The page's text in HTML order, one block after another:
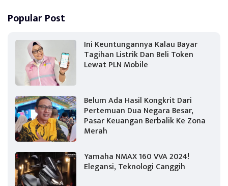
Popular Post
Ini Keuntungannya Kalau Bayar
Tagihan Listrik Dan Beli Token
Lewat PLN Mobile
Belum Ada Hasil Kongkrit Dari
Pertemuan Dua Negara Besar,
Pasar Keuangan Berbalik Ke Zona
Merah
Yamaha NMAX 160 VVA 2024!
Elegansi, Teknologi Canggih